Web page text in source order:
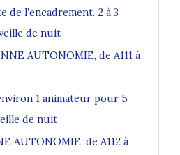
de l’encadrement. 2 à 3
de nuit
AUTONOMIE, de A111 à
1 animateur pour 5
de nuit
AUTONOMIE, de A112 à